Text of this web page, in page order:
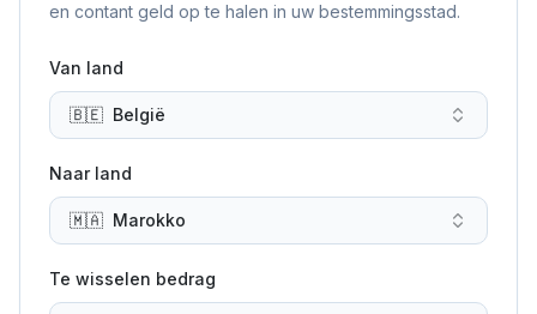
en contant geld op te halen in uw bestemmingsstad.
Van land
🇧🇪 België
Naar land
🇲🇦 Marokko
Te wisselen bedrag